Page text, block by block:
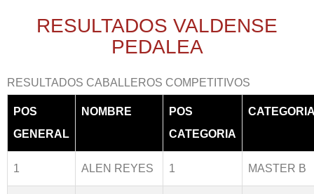
RESULTADOS VALDENSE
PEDALEA
RESULTADOS CABALLEROS COMPETITIVOS
POS
GENERAL
NOMBRE
POS
CATEGORIA
1 ALEN REYES 1 MASTER B